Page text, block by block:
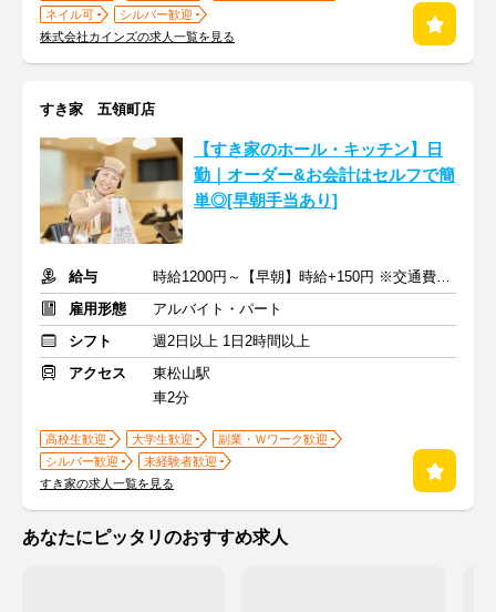
ネイル可
シルバー歓迎
株式会社カインズの求人一覧を見る
すき家 五領町店
【すき家のホール・キッチン】日
勤｜オーダー&お会計はセルフで簡
単◎[早朝手当あり]
給与
時給1200円～【早朝】時給+150円 ※交通費支給
雇用形態
アルバイト・パート
シフト
週2日以上 1日2時間以上
アクセス
東松山駅
車2分
高校生歓迎 大学生歓迎
副業・Ｗワーク歓迎
シルバー歓迎
未経験者歓迎
すき家の求人一覧を見る
あなたにピッタリのおすすめ求人